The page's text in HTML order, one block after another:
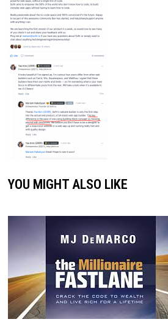
YOU MIGHT ALSO LIKE